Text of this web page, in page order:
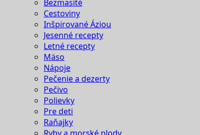
Bezmäsité
Cestoviny
Inšpirované Áziou
Jesenné recepty
Letné recepty
Mäso
Nápoje
Pečenie a dezerty
Pečivo
Polievky
Pre deti
Raňajky